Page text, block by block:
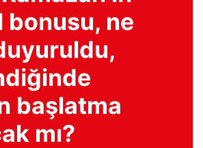
bonusu, ne
başlatma
mı?